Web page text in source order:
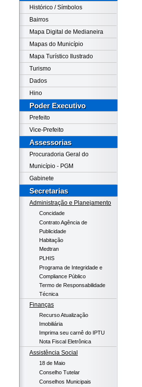
Histórico / Símbolos
Bairros
Mapa Digital de Medianeira
Mapas do Município
Mapa Turístico Ilustrado
Turismo
Dados
Hino
Poder Executivo
Prefeito
Vice-Prefeito
Assessorias
Procuradoria Geral do
Município - PGM
Gabinete
Secretarias
Administração e Planejamento
Concidade
Contrato Agência de
Publicidade
Habitação
Medtran
PLHIS
Programa de Integridade e
Compliance Público
Termo de Responsabilidade
Técnica
Finanças
Recurso Atualização
Imobiliária
Imprima seu carnê do IPTU
Nota Fiscal Eletrônica
Assistência Social
18 de Maio
Conselho Tutelar
Conselhos Municipais